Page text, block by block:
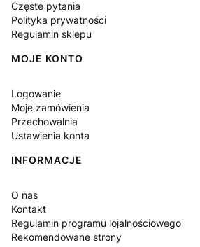
Częste pytania
Polityka prywatności
Regulamin sklepu
MOJE KONTO
Logowanie
Moje zamówienia
Przechowalnia
Ustawienia konta
INFORMACJE
O nas
Kontakt
Regulamin programu lojalnościowego
Rekomendowane strony